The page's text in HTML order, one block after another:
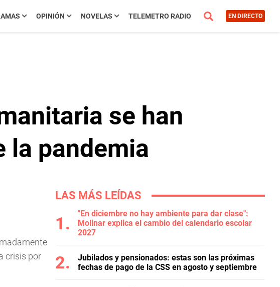
OPINIÓN NOVELAS TELEMETRO RADIO EN DIRECTO
se han
la pandemia
crisis por
LAS MÁS LEÍDAS
"En diciembre no hay ambiente para dar clase":
Molinar explica el cambio del calendario escolar
2027
Jubilados y pensionados: estas son las próximas
fechas de pago de la CSS en agosto y septiembre